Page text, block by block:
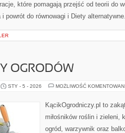
które pomagają przejść od teorii do
i powrót do równowagi i Diety
OGRODÓW
STY - 5 - 2026 MOŻLIWOŚĆ
KącikOgrodniczy.pl to
miłośników roślin i zieleni,
ogród, warzywnik oraz